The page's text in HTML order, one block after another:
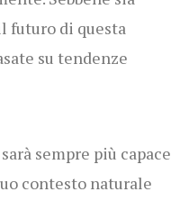
futuro di questa
su tendenze
sarà sempre più capace
contesto naturale